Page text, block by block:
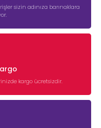
sizin adınıza barınaklara
kargo ücretsizdir.